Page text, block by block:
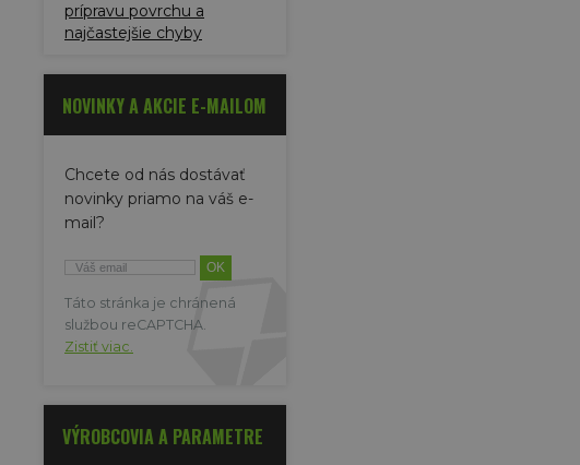
prípravu povrchu a
najčastejšie chyby
NOVINKY A AKCIE E-MAILOM
Chcete od nás dostávať
novinky priamo na váš e-
mail?
Táto stránka je chránená
službou reCAPTCHA.
Zistiť viac.
VÝROBCOVIA A PARAMETRE